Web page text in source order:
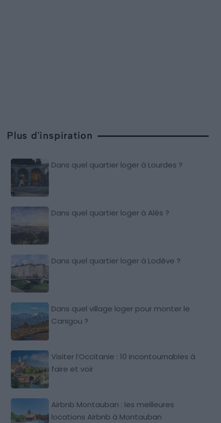
Plus d'inspiration
Dans quel quartier loger à Lourdes ?
Dans quel quartier loger à Alès ?
Dans quel quartier loger à Lodève ?
Dans quel village loger pour monter le
Canigou ?
Visiter l’Occitanie : 10 incontournables à
faire et voir
Airbnb Montauban : les meilleures
locations Airbnb à Montauban